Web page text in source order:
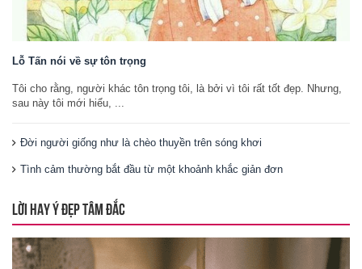
Lỗ Tấn nói về sự tôn trọng
Tôi cho rằng, người khác tôn trọng tôi, là bởi vì tôi rất tốt đẹp. Nhưng,
sau này tôi mới hiểu, ...
Đời người giống như là chèo thuyền trên sóng khơi
Tình cảm thường bắt đầu từ một khoảnh khắc giản đơn
LỜI HAY Ý ĐẸP TÂM ĐẮC